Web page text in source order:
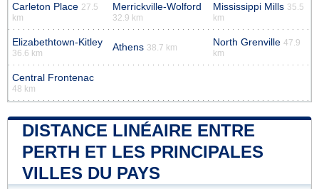
Carleton Place 27.5
km
Merrickville-Wolford
32.9 km
Mississippi Mills 35.5
km
Elizabethtown-Kitley
36.6 km
Athens 38.7 km North Grenville 47.9
km
Central Frontenac
48 km
DISTANCE LINÉAIRE ENTRE
PERTH ET LES PRINCIPALES
VILLES DU PAYS